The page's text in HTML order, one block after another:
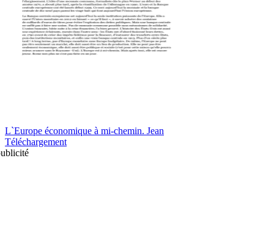
L`Europe économique à mi-chemin. Jean
Téléchargement